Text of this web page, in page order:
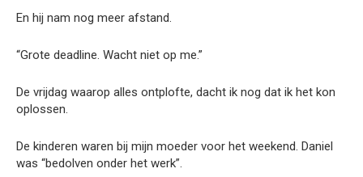
En hij nam nog meer afstand.
“Grote deadline. Wacht niet op me.”
De vrijdag waarop alles ontplofte, dacht ik nog dat ik het kon
oplossen.
De kinderen waren bij mijn moeder voor het weekend. Daniel
was “bedolven onder het werk”.